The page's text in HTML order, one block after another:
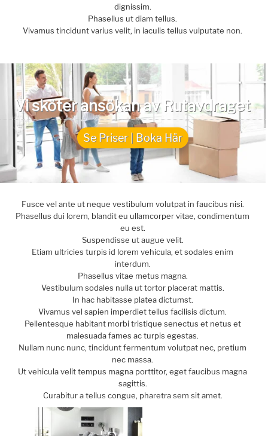
dignissim.
Phasellus ut diam tellus.
Vivamus tincidunt varius velit, in iaculis tellus vulputate non.
Vi sköter ansökan av Rutavdraget
Se Priser | Boka Här
Fusce vel ante ut neque vestibulum volutpat in faucibus nisi.
Phasellus dui lorem, blandit eu ullamcorper vitae, condimentum
eu est.
Suspendisse ut augue velit.
Etiam ultricies turpis id lorem vehicula, et sodales enim
interdum.
Phasellus vitae metus magna.
Vestibulum sodales nulla ut tortor placerat mattis.
In hac habitasse platea dictumst.
Vivamus vel sapien imperdiet tellus facilisis dictum.
Pellentesque habitant morbi tristique senectus et netus et
malesuada fames ac turpis egestas.
Nullam nunc nunc, tincidunt fermentum volutpat nec, pretium
nec massa.
Ut vehicula velit tempus magna porttitor, eget faucibus magna
sagittis.
Curabitur a tellus congue, pharetra sem sit amet.